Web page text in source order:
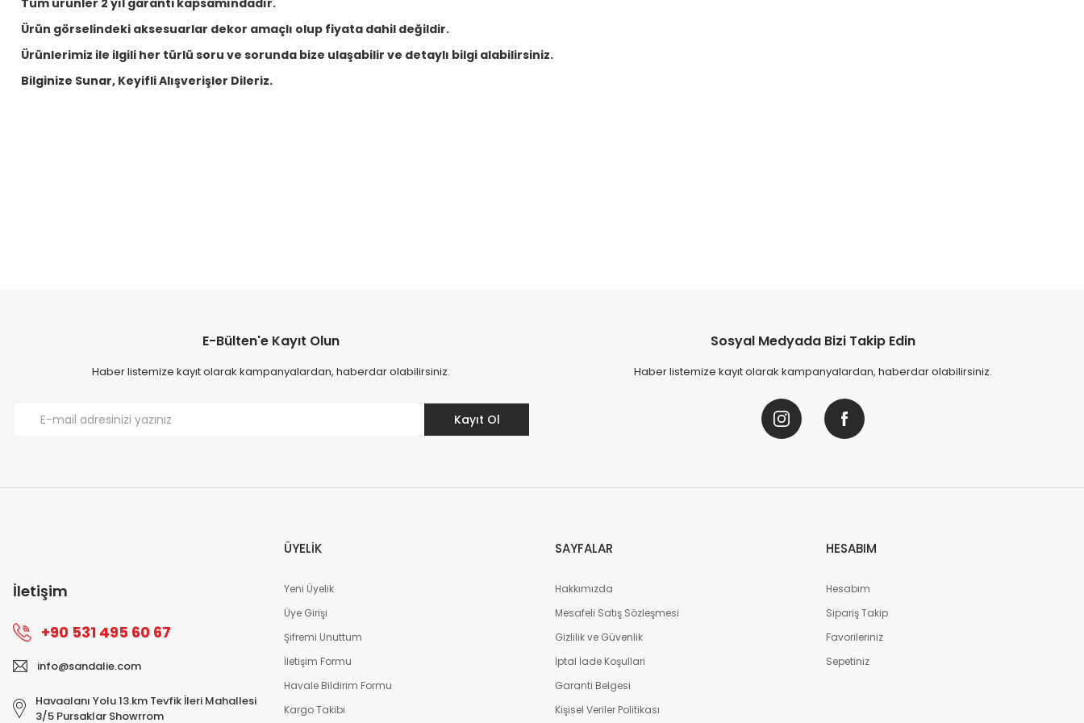
Tüm ürünler 2 yıl garanti kapsamındadır.
Ürün görselindeki aksesuarlar dekor amaçlı olup fiyata dahil değildir.
Ürünlerimiz ile ilgili her türlü soru ve sorunda bize ulaşabilir ve detaylı bilgi alabilirsiniz.
Bilginize Sunar, Keyifli Alışverişler Dileriz.
E-Bülten'e Kayıt Olun
Haber listemize kayıt olarak kampanyalardan, haberdar olabilirsiniz.
Kayıt Ol
Sosyal Medyada Bizi Takip Edin
Haber listemize kayıt olarak kampanyalardan, haberdar olabilirsiniz.
İletişim
+90 531 495 60 67
info@sandalie.com
Havaalanı Yolu 13.km Tevfik İleri Mahallesi
3/5 Pursaklar Showrrom
ÜYELİK
Yeni Üyelik
Üye Girişi
Şifremi Unuttum
İletişim Formu
Havale Bildirim Formu
Kargo Takibi
SAYFALAR
Hakkımızda
Mesafeli Satış Sözleşmesi
Gizlilik ve Güvenlik
İptal İade Koşullari
Garanti Belgesi
Kişisel Veriler Politikası
HESABIM
Hesabım
Sipariş Takip
Favorileriniz
Sepetiniz